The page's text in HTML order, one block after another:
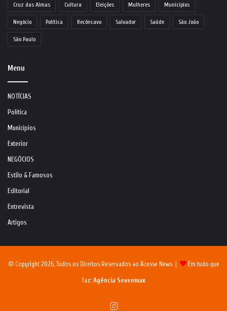
Cruz das Almas Cultura Eleições Mulheres Municípios
Negócio Política Recôncavo Salvador Saúde São João
São Paulo
Menu
NOTÍCIAS
Política
Municípios
Exterior
NEGÓCIOS
Estilo & Famosos
Editorial
Entrevista
Artigos
© Copyright 2026, Todos os Direitos Reservados ao Acesse News | Em tudo que
faz: Agência Sevenmax
Instagram